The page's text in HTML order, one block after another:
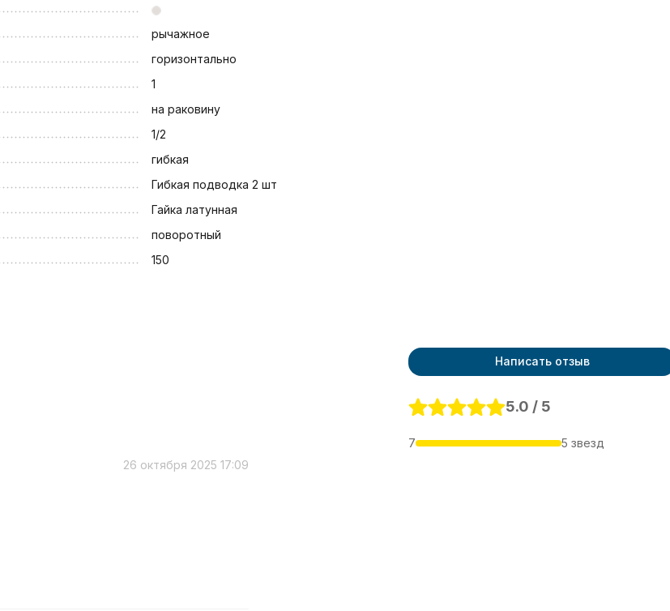
рычажное
горизонтально
1
на раковину
1/2
гибкая
Гибкая подводка 2 шт
Гайка латунная
поворотный
150
26 октября 2025 17:09
Написать отзыв
5.0 / 5
7 5 звезд